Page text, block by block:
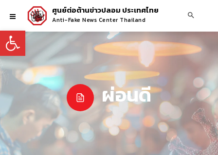
Open toolbar
ศูนย์ต่อต้านข่าวปลอม ประเทศไทย
Anti-Fake News Center Thailand
ผ่อนดี